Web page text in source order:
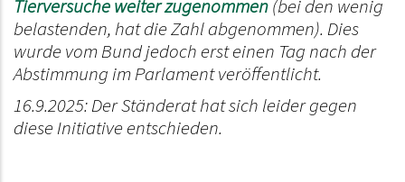
Tierversuche weiter zugenommen(bei den wenig
belastenden, hat die Zahl abgenommen). Dies
wurde vom Bund jedoch erst einen Tag nach der
Abstimmung im Parlament veröffentlicht.
16.9.2025: Der Ständerat hat sich leider gegen
diese Initiative entschieden.